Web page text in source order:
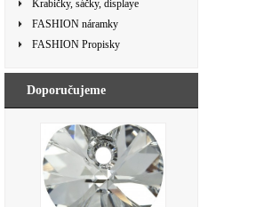
Krabičky, sáčky, displaye
FASHION náramky
FASHION Propisky
Doporučujeme